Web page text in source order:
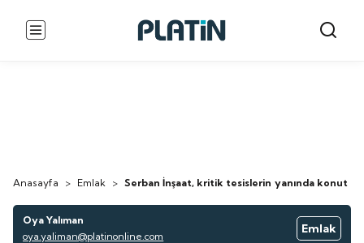
Anasayfa > Emlak > Serban İnşaat, kritik tesislerin yanında konut
Oya Yalıman
oya.yaliman@platinonline.com
Emlak